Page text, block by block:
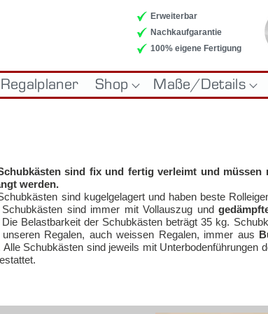
Erweiterbar
Nachkaufgarantie
100% eigene Fertigung
Regalplaner Shop Maße/Details
sind fix und fer­tig ver­leimt und
wer­den.
sind ku­gel­ge­la­gert und ha­ben bes­te
sind im­mer mit Vol­l­aus­zug und
Be­last­bar­keit der Schub­käs­ten be­trägt 35 kg.
un­se­ren Re­ga­len, auch weis­sen Re­ga­len, im­mer aus
Al­le Schub­käs­ten sind je­weils mit Un­ter­bo­den­füh­run­gen